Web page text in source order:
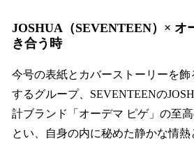
JOSHUA（SEVENTEEN）× オ
き合う時
今号の表紙とカバーストーリーを
するグループ、SEVENTEENの
計ブランド「オーデマ ピゲ」の至
とい、自身の内に秘めた静かな情